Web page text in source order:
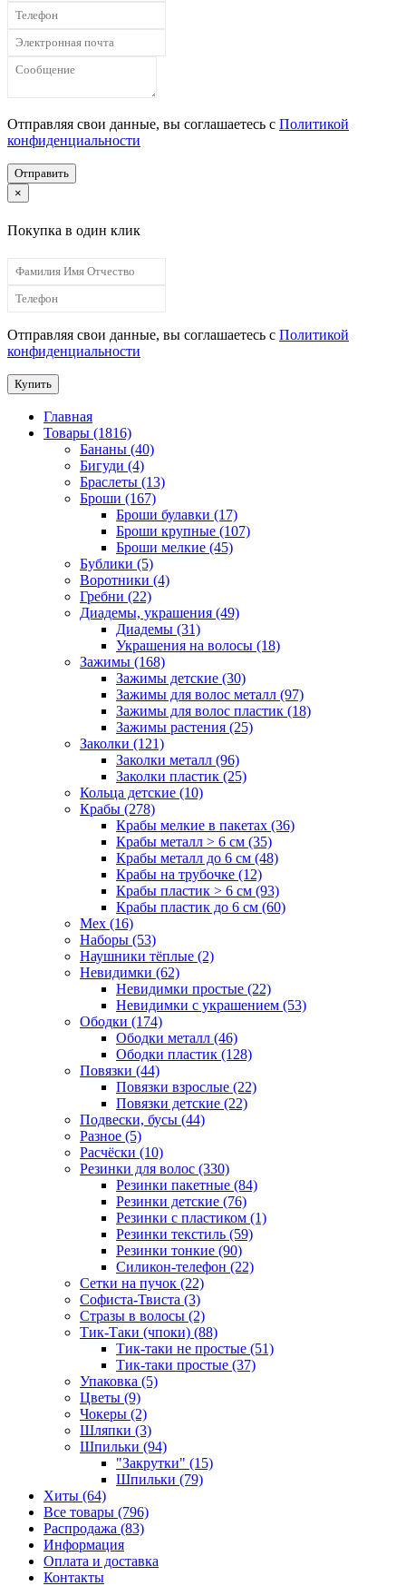
Отправляя свои данные, вы соглашаетесь с Политикой
конфиденциальности
Отправить
×
Покупка в один клик
Отправляя свои данные, вы соглашаетесь с Политикой
конфиденциальности
Купить
Главная
Товары (1816)
Бананы (40)
Бигуди (4)
Браслеты (13)
Броши (167)
Броши булавки (17)
Броши крупные (107)
Броши мелкие (45)
Бублики (5)
Воротники (4)
Гребни (22)
Диадемы, украшения (49)
Диадемы (31)
Украшения на волосы (18)
Зажимы (168)
Зажимы детские (30)
Зажимы для волос металл (97)
Зажимы для волос пластик (18)
Зажимы растения (25)
Заколки (121)
Заколки металл (96)
Заколки пластик (25)
Кольца детские (10)
Крабы (278)
Крабы мелкие в пакетах (36)
Крабы металл > 6 см (35)
Крабы металл до 6 см (48)
Крабы на трубочке (12)
Крабы пластик > 6 см (93)
Крабы пластик до 6 см (60)
Мех (16)
Наборы (53)
Наушники тёплые (2)
Невидимки (62)
Невидимки простые (22)
Невидимки с украшением (53)
Ободки (174)
Ободки металл (46)
Ободки пластик (128)
Повязки (44)
Повязки взрослые (22)
Повязки детские (22)
Подвески, бусы (44)
Разное (5)
Расчёски (10)
Резинки для волос (330)
Резинки пакетные (84)
Резинки детские (76)
Резинки с пластиком (1)
Резинки текстиль (59)
Резинки тонкие (90)
Силикон-телефон (22)
Сетки на пучок (22)
Софиста-Твиста (3)
Стразы в волосы (2)
Тик-Таки (чпоки) (88)
Тик-таки не простые (51)
Тик-таки простые (37)
Упаковка (5)
Цветы (9)
Чокеры (2)
Шляпки (3)
Шпильки (94)
"Закрутки" (15)
Шпильки (79)
Хиты (64)
Все товары (796)
Распродажа (83)
Информация
Оплата и доставка
Контакты